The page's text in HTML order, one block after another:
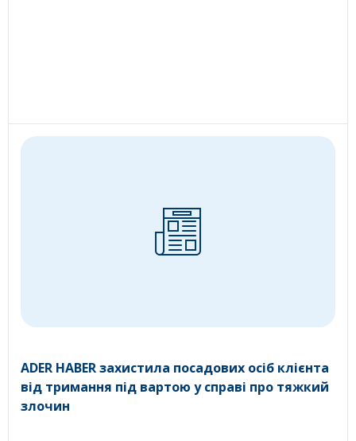
ADER HABER захистила посадових осіб клієнта
від тримання під вартою у справі про тяжкий
злочин